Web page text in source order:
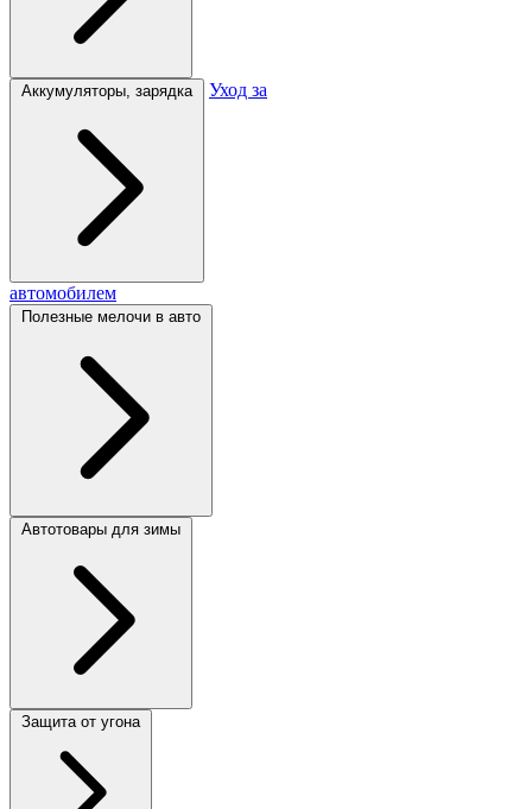
Аккумуляторы, зарядка Уход за
автомобилем
Полезные мелочи в авто
Автотовары для зимы
Защита от угона